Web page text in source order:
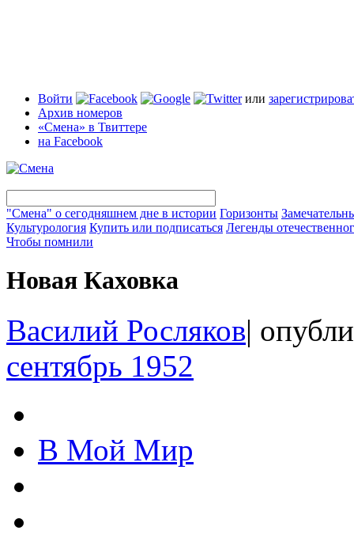
Войти или
Архив номеров
«Смена» в Твиттере
на Facebook
"Смена" о сегодняшнем дне в истории Горизонты
Культурология Купить или подписаться Легенды
Чтобы помнили
Новая Каховка
Василий Росляков|
сентябрь 1952
В Мой Мир